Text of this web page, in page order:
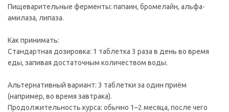
Пищеварительные ферменты: папаин, бромелайн, альфа-
амилаза, липаза.
Как принимать:
Стандартная дозировка: 1 таблетка 3 раза в день во время
еды, запивая достаточным количеством воды.
Альтернативный вариант: 3 таблетки за один приём
(например, во время завтрака).
Продолжительность курса: обычно 1–2 месяца, после чего